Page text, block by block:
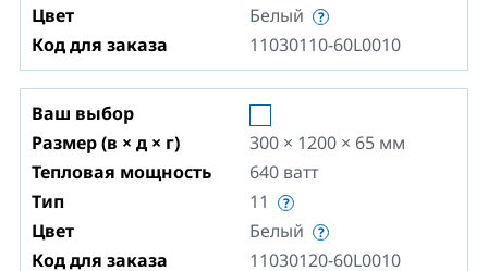
Цвет
Белый
Код для заказа
11030110-60L0010
Ваш выбор
Размер (в × д × г)
300 × 1200 × 65 мм
Тепловая мощность
640 ватт
Тип
11
Цвет
Белый
Код для заказа
11030120-60L0010